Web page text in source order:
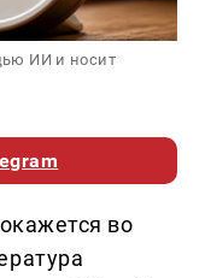
ИИ и носит
во